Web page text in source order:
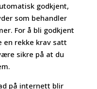
godkjent,
som behandler
For å bli godkjent
en rekke krav satt
sikre på at du
på internett blir